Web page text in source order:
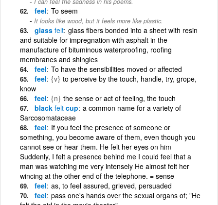
feel To seem
It looks like wood, but it feels more like plastic.
glass felt glass fibers bonded into a sheet with resin
and suitable for impregnation with asphalt in the
manufacture of bituminous waterproofing, roofing
membranes and shingles
feel To have the sensibilities moved or affected
feel {v} to perceive by the touch, handle, try, grope,
know
feel {n} the sense or act of feeling, the touch
black felt cup a common name for a variety of
Sarcosomataceae
feel If you feel the presence of someone or
something, you become aware of them, even though you
cannot see or hear them. He felt her eyes on him
Suddenly, I felt a presence behind me I could feel that a
man was watching me very intensely He almost felt her
wincing at the other end of the telephone. = sense
feel as, to feel assured, grieved, persuaded
feel pass one's hands over the sexual organs of; "He